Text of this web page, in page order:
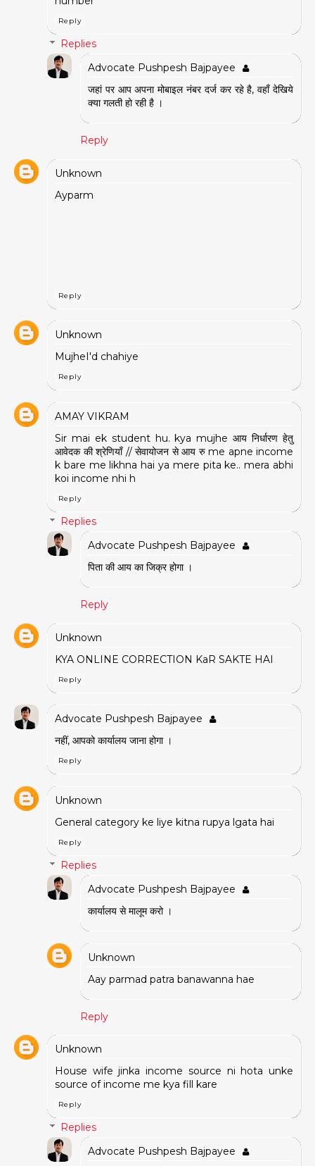
Reply
Replies
Advocate Pushpesh Bajpayee
जहां पर आप अपना मोबाइल नंबर दर्ज कर रहे है, वहाँ देखिये
क्या गलती हो रही है ।
Reply
Unknown
Ayparm
Reply
Unknown
MujheI'd chahiye
Reply
AMAY VIKRAM
Sir mai ek student hu. kya mujhe आय निर्धारण हेतु
आवेदक की श्रेणियाँ // सेवायोजन से आय रु me apne income
k bare me likhna hai ya mere pita ke.. mera abhi
koi income nhi h
Reply
Replies
Advocate Pushpesh Bajpayee
पिता की आय का जिक्र होगा ।
Reply
Unknown
KYA ONLINE CORRECTION KaR SAKTE HAI
Reply
Advocate Pushpesh Bajpayee
नहीं, आपको कार्यालय जाना होगा ।
Reply
Unknown
General category ke liye kitna rupya lgata hai
Reply
Replies
Advocate Pushpesh Bajpayee
कार्यालय से मालूम करो ।
Unknown
Aay parmad patra banawanna hae
Reply
Unknown
House wife jinka income source ni hota unke
source of income me kya fill kare
Reply
Replies
Advocate Pushpesh Bajpayee